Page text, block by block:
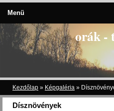
orák -
Kezdőlap » Képgaléria »
Dísznövények
Menü